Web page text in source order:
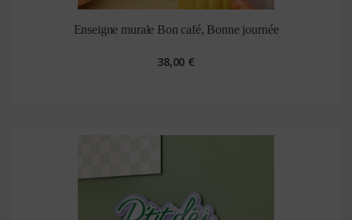
Enseigne murale Bon café, Bonne journée
38,00 €